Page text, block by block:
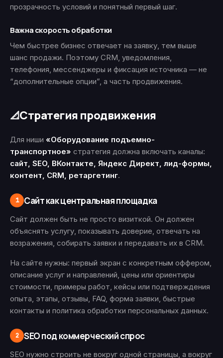
прозрачность условий и понятный первый шаг.
Важна скорость обработки
Чем быстрее бизнес отвечает на заявку, тем выше
шанс продажи. Поэтому CRM, уведомления,
телефония, мессенджеры и фиксация источника — не
“дополнительные опции”, а часть продвижения.
📐Стратегия продвижения
Для ниши «Оборудование подъемно-
транспортное» стратегия должна включать каналы:
сайт, SEO, ВКонтакте, Яндекс Директ, лид-формы,
контент, CRM, ретаргетинг.
1 Сайт как центральная площадка
Сайт должен быть не просто визиткой. Он должен
объяснять услугу, показывать доверие, отвечать на
возражения, собирать заявки и передавать их в CRM.
На сайте нужны: первый экран с конкретным оффером,
описание услуг и направлений, цены или ориентиры
стоимости, примеры работ, кейсы или подтверждения
опыта, этапы, отзывы, FAQ, форма заявки, быстрые
контакты и политика обработки персональных данных.
2 SEO под коммерческий спрос
SEO нужно строить не вокруг одной страницы, а вокруг